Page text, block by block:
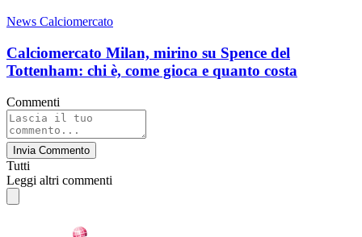
News Calciomercato
Calciomercato Milan, mirino su Spence del
Tottenham: chi è, come gioca e quanto costa
Commenti
Invia Commento
Tutti
Leggi altri commenti